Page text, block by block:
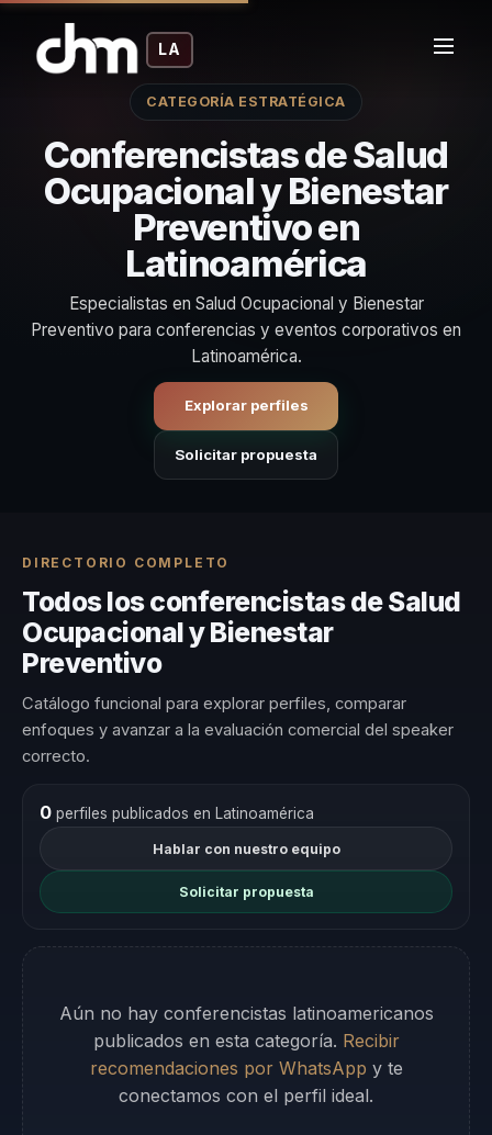
LA
CATEGORÍA ESTRATÉGICA
Conferencistas de Salud
Ocupacional y Bienestar
Preventivo en
Latinoamérica
Especialistas en Salud Ocupacional y Bienestar
Preventivo para conferencias y eventos corporativos en
Latinoamérica.
Explorar perfiles
Solicitar propuesta
DIRECTORIO COMPLETO
Todos los conferencistas de Salud
Ocupacional y Bienestar
Preventivo
Catálogo funcional para explorar perfiles, comparar
enfoques y avanzar a la evaluación comercial del speaker
correcto.
0perfiles publicados en Latinoamérica
Hablar con nuestro equipo
Solicitar propuesta
Aún no hay conferencistas latinoamericanos
publicados en esta categoría. Recibir
recomendaciones por WhatsApp y te
conectamos con el perfil ideal.